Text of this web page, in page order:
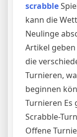
scrabble
kann die
Neulinge
Artikel
die
Turnieren,
beginnen
Turnieren Es
Scrabble-
Offene